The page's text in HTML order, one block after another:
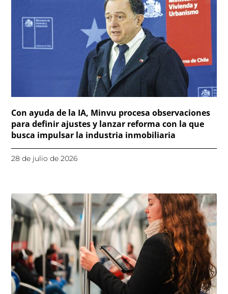
Con ayuda de la IA, Minvu procesa observaciones
para definir ajustes y lanzar reforma con la que
busca impulsar la industria inmobiliaria
28 de julio de 2026